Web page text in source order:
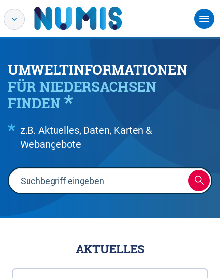
UMWELTINFORMATIONEN
FÜR NIEDERSACHSEN
FINDEN
z.B. Aktuelles, Daten, Karten &
Webangebote
AKTUELLES